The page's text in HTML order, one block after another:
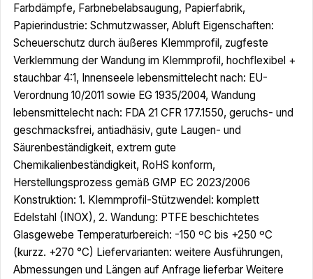
Farbdämpfe, Farbnebelabsaugung, Papierfabrik,
Papierindustrie: Schmutzwasser, Abluft Eigenschaften:
Scheuerschutz durch äußeres Klemmprofil, zugfeste
Verklemmung der Wandung im Klemmprofil, hochflexibel +
stauchbar 4:1, Innenseele lebensmittelecht nach: EU-
Verordnung 10/2011 sowie EG 1935/2004, Wandung
lebensmittelecht nach: FDA 21 CFR 177.1550, geruchs- und
geschmacksfrei, antiadhäsiv, gute Laugen- und
Säurenbeständigkeit, extrem gute
Chemikalienbeständigkeit, RoHS konform,
Herstellungsprozess gemäß GMP EC 2023/2006
Konstruktion: 1. Klemmprofil-Stützwendel: komplett
Edelstahl (INOX), 2. Wandung: PTFE beschichtetes
Glasgewebe Temperaturbereich: -150 ºC bis +250 ºC
(kurzz. +270 °C) Liefervarianten: weitere Ausführungen,
Abmessungen und Längen auf Anfrage lieferbar Weitere